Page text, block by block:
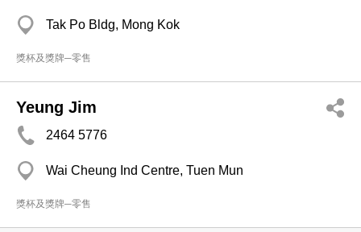
Tak Po Bldg, Mong Kok
獎杯及獎牌─零售
Yeung Jim
2464 5776
Wai Cheung Ind Centre, Tuen Mun
獎杯及獎牌─零售